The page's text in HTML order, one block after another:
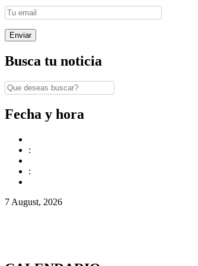
Busca tu noticia
Fecha y hora
:
:
7 August, 2026